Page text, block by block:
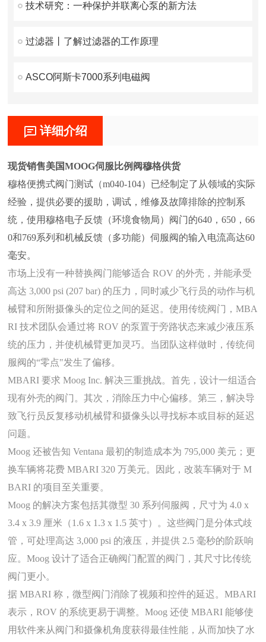
技术研究：一种保护并联离心泵的新方法
过滤器丨了解过滤器的工作原理
ASCO阿斯卡7000系列电磁阀
详细介绍
现货销售美国MOOG伺服比例阀穆格供货
穆格便携式阀门测试（m040-104）已经制定了从领域的实际
经验，提供必要的援助，调试，维修及故障排除的控制系
统，使用穆格电子反馈（环境食物局）阀门的640，650，66
0和769系列和机械反馈（多功能）伺服阀的输入电流高达60
毫安。
市场上没有一种替换阀门能够适合 ROV 的外壳，并能承受
高达 3,000 psi (207 bar) 的压力，同时减少飞行员的动作与机
械臂和所附摄像头的定位之间的延迟。使用传统阀门，MBA
RI 技术团队会通过将 ROV 的泵置于旁路状态来减少液压系
统的压力，并使机械臂更加灵巧。当团队这样做时，传统伺
服阀的“零点"发生了偏移。
MBARI 要求 Moog Inc. 解决三重挑战。首先，设计一组适合
现有外壳的阀门。其次，消除压力中心偏移。第三，解决导
致飞行员反复移动机械臂和摄像头以寻找标本或目标的延迟
问题。
Moog 还被告知 Ventana 最初的制造成本为 795,000 美元；更
换车辆将花费 MBARI 320 万美元。因此，改装车辆对于 M
BARI 的项目至关重要。
Moog 的解决方案包括其微型 30 系列伺服阀，尺寸为 4.0 x
3.4 x 3.9 厘米（1.6 x 1.3 x 1.5 英寸）。这些阀门是分体式歧
管，可处理高达 3,000 psi 的液压，并提供 2.5 毫秒的阶跃响
应。Moog 设计了适合正确阀门配置的阀门，其尺寸比传统
阀门更小。
据 MBARI 称，微型阀门消除了视频和控件的延迟。MBARI
表示，ROV 的系统更易于调整。Moog 还使 MBARI 能够使
用软件来从阀门和摄像机角度获得最佳性能，从而加快了水